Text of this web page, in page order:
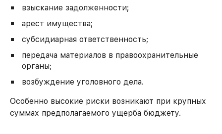
взыскание задолженности;
арест имущества;
субсидиарная ответственность;
передача материалов в правоохранительные
органы;
возбуждение уголовного дела.
Особенно высокие риски возникают при крупных
суммах предполагаемого ущерба бюджету.